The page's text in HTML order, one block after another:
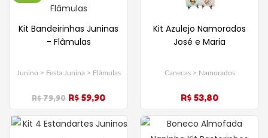
Kit Bandeirinhas Juninas
- Flâmulas
Junino > Festa Junina > Flâmulas
R$ 79,90 R$ 59,90
Kit Azulejo Namorados
José e Maria
Canecas > Namorados
R$ 53,80